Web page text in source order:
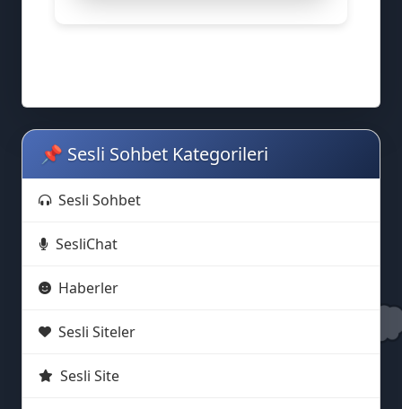
📌 Sesli Sohbet Kategorileri
Sesli Sohbet
SesliChat
Haberler
Sesli Siteler
Sesli Site